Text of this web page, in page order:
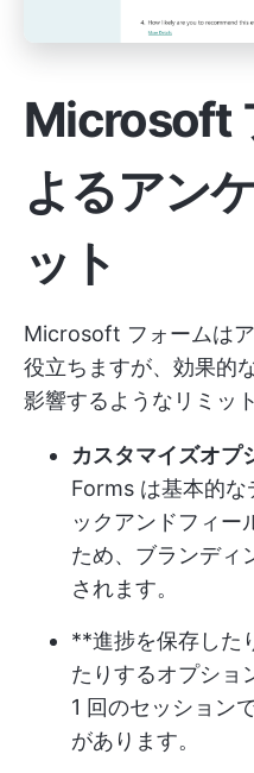
Microsoft
よるアン
ット
Microsoft フォームは
役立ちますが、効果的
影響するようなリミッ
カスタマイズオプ
Forms は基本的
ックアンドフィー
ため、ブランディ
されます。
**進捗を保存した
たりするオプショ
1 回のセッション
があります。